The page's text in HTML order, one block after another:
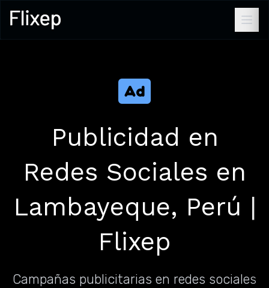
Publicidad en
Redes Sociales en
Lambayeque, Perú |
Flixep
Campañas publicitarias en redes sociales